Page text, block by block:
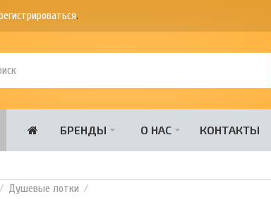
.
БРЕНДЫ О НАС КОНТАКТЫ
Душевые лотки